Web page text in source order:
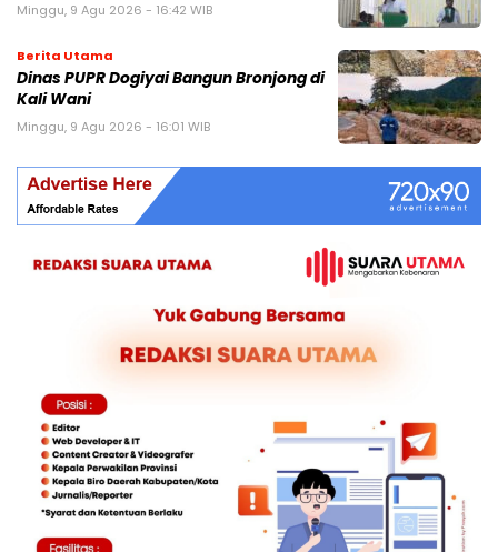
Minggu, 9 Agu 2026 - 16:42 WIB
Berita Utama
Dinas PUPR Dogiyai Bangun Bronjong di
Kali Wani
Minggu, 9 Agu 2026 - 16:01 WIB